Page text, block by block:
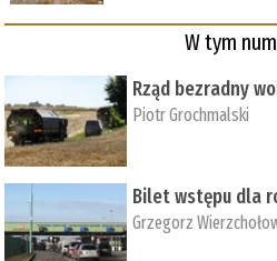
W tym
Rząd bezradny
Piotr Grochmalski
Bilet wstępu dla
Grzegorz